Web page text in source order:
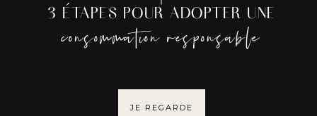
3 ÉTAPES POUR ADOPTER UNE
consommation responsable
JE REGARDE